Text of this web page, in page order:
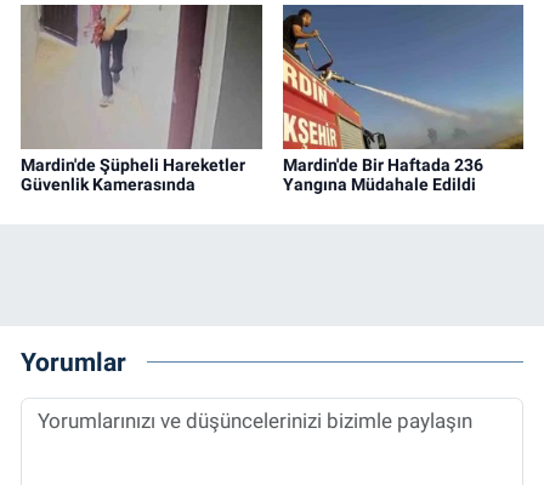
Mardin'de Şüpheli Hareketler
Güvenlik Kamerasında
Mardin'de Bir Haftada 236
Yangına Müdahale Edildi
Yorumlar